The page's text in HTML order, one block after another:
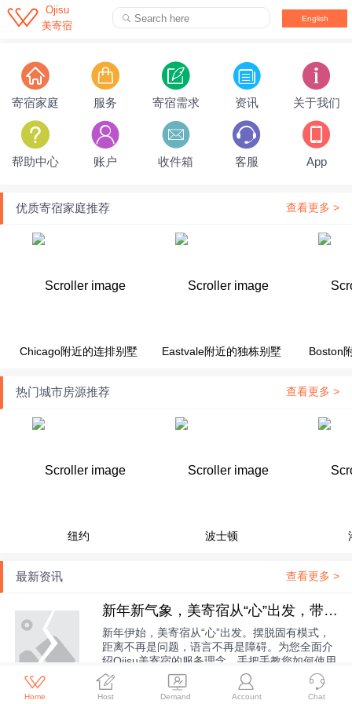
 Ojisu
美寄宿
 Search here English
下拉刷新...
寄宿家庭 服务 寄宿需求 资讯 关于我们
帮助中心 账户 收件箱 客服 App
优质寄宿家庭推荐 查看更多 >
Chicago附近的连排别墅 Eastvale附近的独栋别墅 Boston
热门城市房源推荐 查看更多 >
纽约 波士顿
最新资讯 查看更多 >
新年新气象，美寄宿从“心”出发，带你找到美国的家！
新年伊始，美寄宿从“心”出发。摆脱固有模式，
距离不再是问题，语言不再是障碍。为您全面介
绍Ojisu美寄宿的服务理念，手把手教您如何使用
官网各...

Home

Host

Demand

Account

Chat